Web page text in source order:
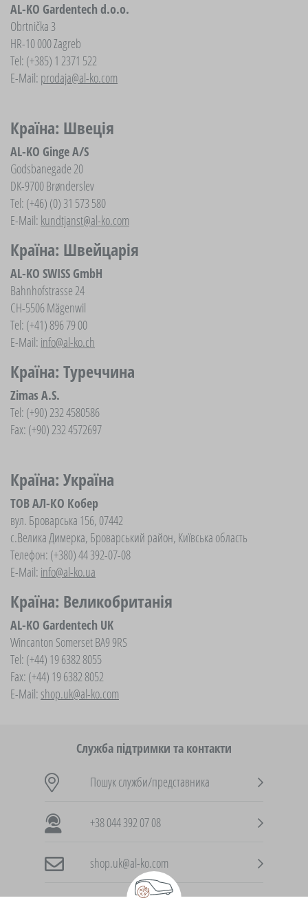
AL-KO Gardentech d.o.o.
Obrtnička 3
HR-10 000 Zagreb
Tel: (+385) 1 2371 522
E-Mail: prodaja@al-ko.com
Країна: Швеція
AL-KO Ginge A/S
Godsbanegade 20
DK-9700 Brønderslev
Tel: (+46) (0) 31 573 580
E-Mail: kundtjanst@al-ko.com
Країна: Швейцарія
AL-KO SWISS GmbH
Bahnhofstrasse 24
CH-5506 Mägenwil
Tel: (+41) 896 79 00
E-Mail: info@al-ko.ch
Країна: Туреччина
Zimas A.S.
Tel: (+90) 232 4580586
Fax: (+90) 232 4572697
Країна: Україна
ТОВ АЛ-КО Кобер
вул. Броварська 156, 07442
с.Велика Димерка, Броварський район, Київська область
Телефон: (+380) 44 392-07-08
E-Mail: info@al-ko.ua
Країна: Великобританія
AL-KO Gardentech UK
Wincanton Somerset BA9 9RS
Tel: (+44) 19 6382 8055
Fax: (+44) 19 6382 8052
E-Mail:shop.uk@al-ko.com
Служба підтримки та контакти
Пошук служби/представника
+38 044 392 07 08
shop.uk@al-ko.com